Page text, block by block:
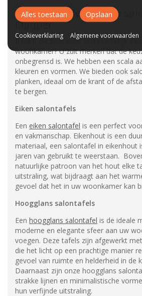
Verschillende soorten
Meubel
Bent u op zoek naar een prachtige
woonkamer? U zult merken dat de
onbegrensd is. We hebben een scala
kleuren en vormen. We bieden ook
planken, ideaal om de krant of de
te bergen.
Eiken salontafels
Een eiken salontafel is een perfect
en vakmanschap. Eikenhout is een
materiaal, een salontafel in eikenhout
jaren van gebruikt te weerstaan.
natuurlijke patroon van het hout elke
uitstraling, wat bijdraagt aan het
gevoel dat het in uw woonkamer kan
Hoogglans salontafels
Een hoogglans salontafel is de ideale
moderne en elegante sfeer aan uw
voegen. Deze tafels zijn afgewerkt
die het licht op een prachtige manier
gevoel van ruimte en helderheid in de
Daarnaast zijn onze hoogglans
strakke lijnen en minimalistische
hun verfijnde uitstraling.
Alles toestaan Opslaan
Cookieverklaring Algemene voorwaarden